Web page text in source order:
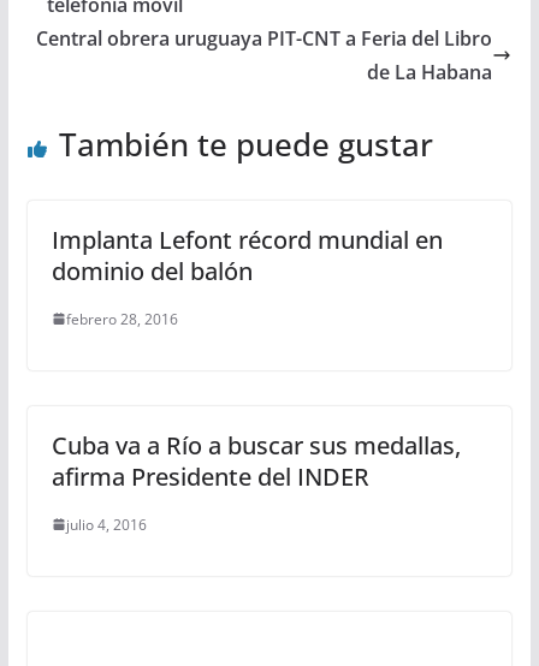
Central obrera uruguaya PIT-CNT a Feria del Libro
de La Habana
También te puede gustar
Implanta Lefont récord mundial en
dominio del balón
febrero 28, 2016
Cuba va a Río a buscar sus medallas,
afirma Presidente del INDER
julio 4, 2016